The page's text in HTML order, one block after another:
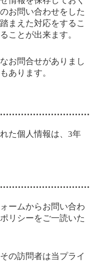
お問い合わせをした
まえた対応をするこ
ことが出来ます。
お問合せがありまし
あります。
た個人情報は、3年
ームからお問い合わ
リシーをご一読いた
の訪問者は当プライ